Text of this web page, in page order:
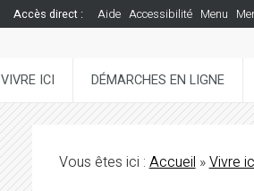
Accès direct : Aide Accessibilité Menu
VIVRE ICI DÉMARCHES EN LIGNE
Vous êtes ici :Accueil»Vivre